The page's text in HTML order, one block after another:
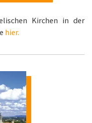
Kirchen in der
hier.